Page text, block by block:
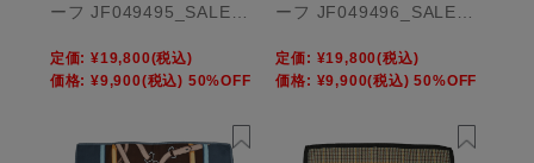
ーフ JF049495_SALE
定価: ¥19,800(税込)
価格: ¥9,900(税込) 50%OFF
ーフ JF049496_SALE
定価: ¥19,800(税込)
価格: ¥9,900(税込) 50%OFF